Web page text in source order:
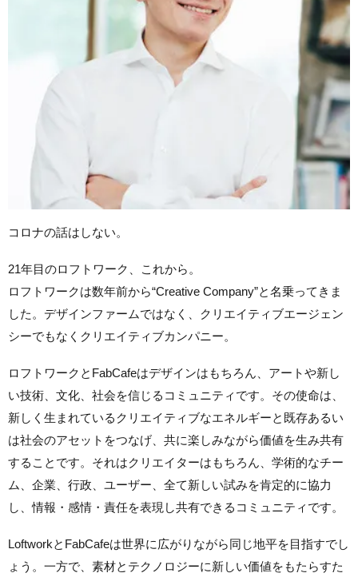
コロナの話はしない。
21年目のロフトワーク、これから。
ロフトワークは数年前から“Creative Company”と名乗ってきま
した。デザインファームではなく、クリエイティブエージェン
シーでもなくクリエイティブカンパニー。
ロフトワークとFabCafeはデザインはもちろん、アートや新し
い技術、文化、社会を信じるコミュニティです。その使命は、
新しく生まれているクリエイティブなエネルギーと既存あるい
は社会のアセットをつなげ、共に楽しみながら価値を生み共有
することです。それはクリエイターはもちろん、学術的なチー
ム、企業、行政、ユーザー、全て新しい試みを肯定的に協力
し、情報・感情・責任を表現し共有できるコミュニティです。
LoftworkとFabCafeは世界に広がりながら同じ地平を目指すでし
ょう。一方で、素材とテクノロジーに新しい価値をもたらすた